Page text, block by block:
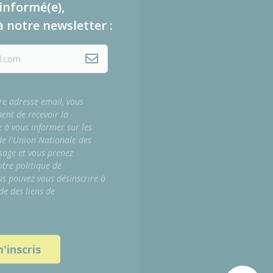
notre newsletter :
adresse email, vous
de recevoir la
à vous informer sur les
l'Union Nationale des
et vous prenez
politique de
pouvez vous désinscrire à
des liens de